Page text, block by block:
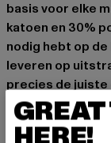
basis voor elke
katoen en 30%
nodig hebt op
leveren op
precies de juiste
look. Lange
Maak een
GREAT